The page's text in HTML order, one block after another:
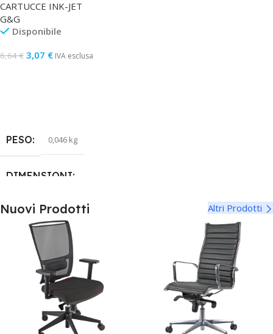
Magenta
CARTUCCE INK-JET
G&G
Disponibile
6,64€ 3,07 € IVA esclusa
PESO 0,046 kg
DIMENSIONI
9,3 × 1,5 × 9 cm
COLORE Magenta
TIPOLOGIA Cartuccia
ORIGINALE/COMPATIBILE
Nuovi Prodotti Altri Prodotti